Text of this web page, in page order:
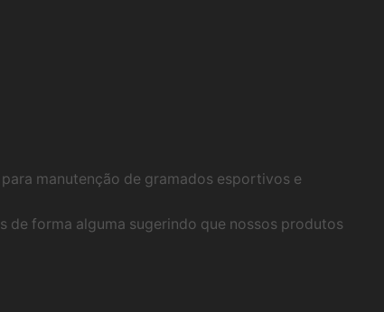
manutenção de gramados esportivos e
de forma alguma sugerindo que nossos produtos